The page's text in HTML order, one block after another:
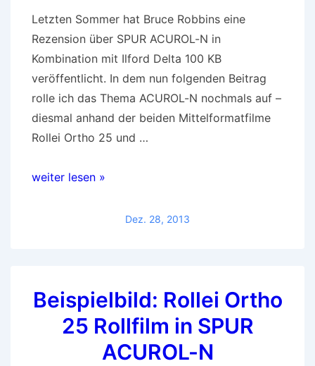
Letzten Sommer hat Bruce Robbins eine
Rezension über SPUR ACUROL-N in
Kombination mit Ilford Delta 100 KB
veröffentlicht. In dem nun folgenden Beitrag
rolle ich das Thema ACUROL-N nochmals auf –
diesmal anhand der beiden Mittelformatfilme
Rollei Ortho 25 und …
ACUROL-
weiter lesen »
Dez. 28, 2013
Beispielbild: Rollei Ortho
25 Rollfilm in SPUR
ACUROL-N